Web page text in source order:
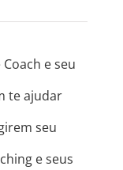
e seu
te ajudar
seu
e seus